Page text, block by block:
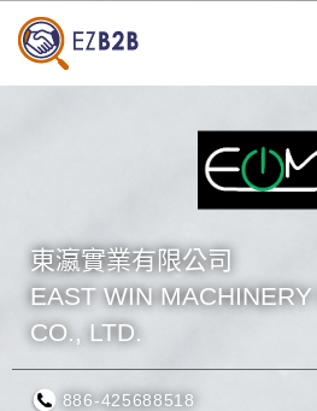
東瀛實業有限公司
EAST WIN
CO., LTD.
886-425688518